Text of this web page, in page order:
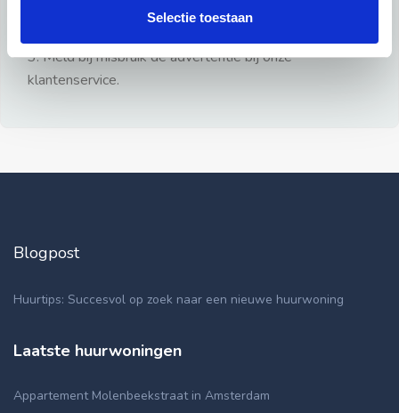
Selectie toestaan
3: Meld bij misbruik de advertentie bij onze
klantenservice.
Blogpost
Huurtips: Succesvol op zoek naar een nieuwe huurwoning
Laatste huurwoningen
Appartement Molenbeekstraat in Amsterdam